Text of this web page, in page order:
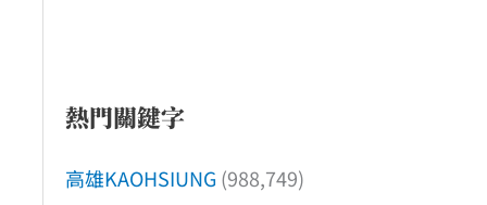
熱門關鍵字
高雄KAOHSIUNG (988,749)